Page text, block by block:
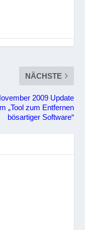
NÄCHSTE
2009 Update
„Tool zum Entfernen
bösartiger Software“